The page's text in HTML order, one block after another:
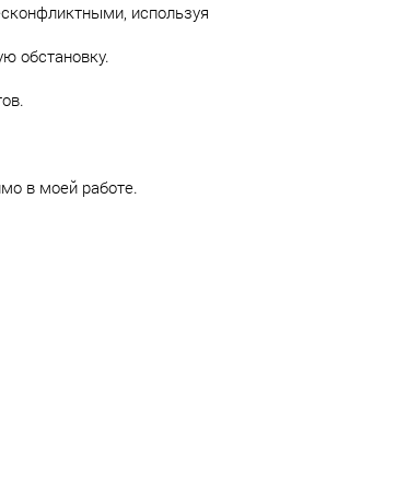
используя
обстановку.
в моей работе.